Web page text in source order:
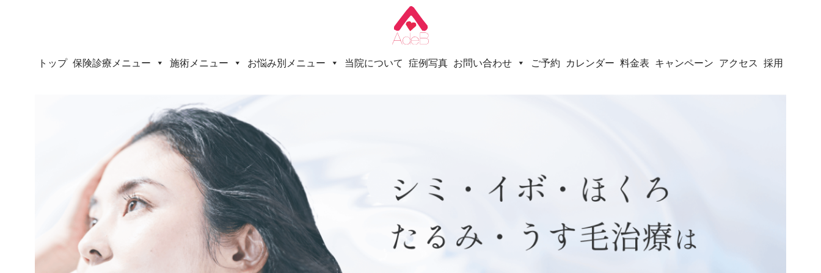
トップ 保険診療メニュー 施術メニュー お悩み別メニュー 当院について 症例写真 お問い合わせ ご予約 カレンダー 料金表 キャンペーン アクセス 採用